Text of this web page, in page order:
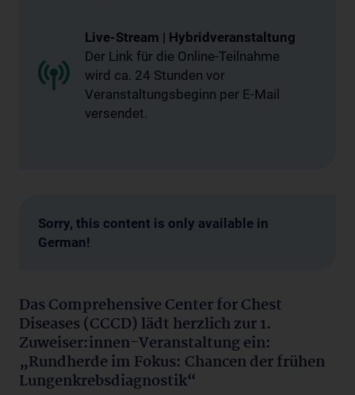
Live-Stream | Hybridveranstaltung
Der Link für die Online-Teilnahme
wird ca. 24 Stunden vor
Veranstaltungsbeginn per E-Mail
versendet.
Sorry, this content is only available in
German!
Das Comprehensive Center for Chest
Diseases (CCCD) lädt herzlich zur 1.
Zuweiser:innen-Veranstaltung ein:
„Rundherde im Fokus: Chancen der frühen
Lungenkrebsdiagnostik“